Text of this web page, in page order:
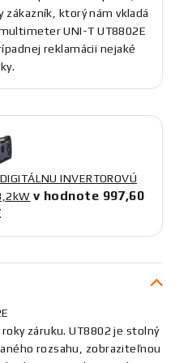
ktorý nám vkladá
UNI-T UT8802E
reklamácii nejaké
INVERTOROVÚ
v hodnote 997,60
záruku. UT8802 je stolný
rozsahu, zobraziteľnou